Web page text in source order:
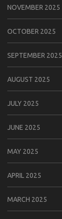
NOVEMBER 2025
OCTOBER 2025
SEPTEMBER 2025
AUGUST 2025
JULY 2025
JUNE 2025
MAY 2025
APRIL 2025
MARCH 2025